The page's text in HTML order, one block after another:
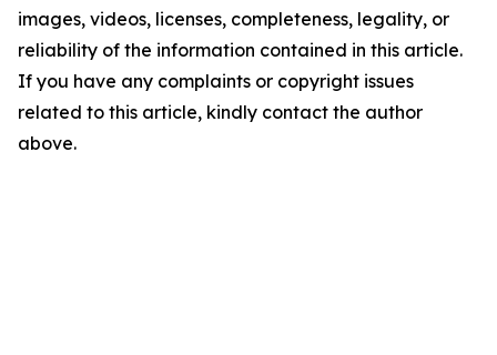
images, videos, licenses, completeness, legality, or
reliability of the information contained in this article.
If you have any complaints or copyright issues
related to this article, kindly contact the author
above.